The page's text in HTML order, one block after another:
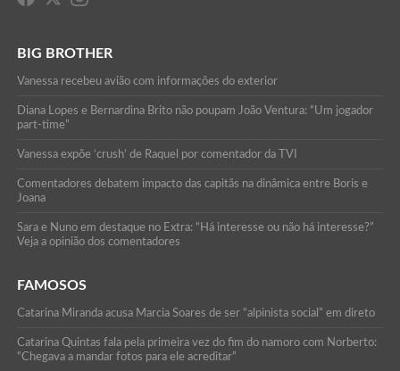
BIG BROTHER
Vanessa recebeu avião com informações do exterior
Diana Lopes e Bernardina Brito não poupam João Ventura: “Um jogador
part-time”
Vanessa expõe ‘crush’ de Raquel por comentador da TVI
Comentadores debatem impacto das capitãs na dinâmica entre Boris e
Joana
Sara e Nuno em destaque no Extra: “Há interesse ou não há interesse?”
Veja a opinião dos comentadores
FAMOSOS
Catarina Miranda acusa Marcia Soares de ser “alpinista social” em direto
Catarina Quintas fala pela primeira vez do fim do namoro com Norberto:
“Chegava a mandar fotos para ele acreditar”